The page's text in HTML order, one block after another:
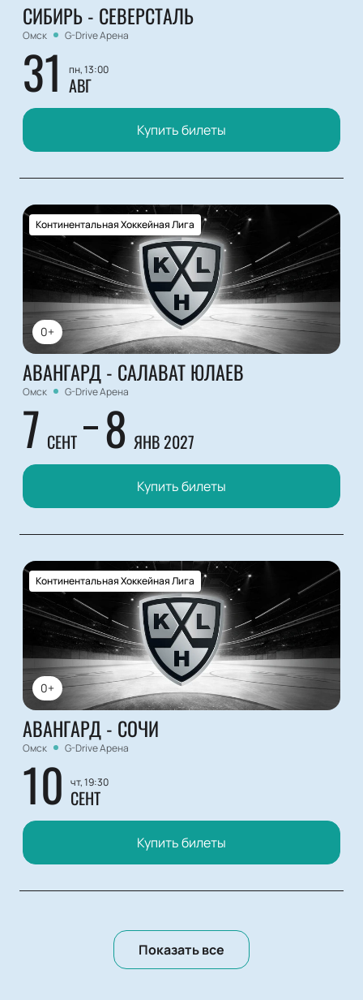
СИБИРЬ - СЕВЕРСТАЛЬ
Омск G-Drive Арена
31 пн, 13:00
АВГ
Купить билеты
0+
Континентальная Хоккейная Лига
АВАНГАРД - САЛАВАТ ЮЛАЕВ
Омск G-Drive Арена
7 СЕНТ 8 ЯНВ 2027
Купить билеты
0+
Континентальная Хоккейная Лига
АВАНГАРД - СОЧИ
Омск G-Drive Арена
10 чт, 19:30
СЕНТ
Купить билеты
Показать все